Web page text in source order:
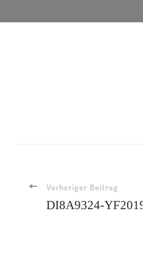
Vorheriger Beitrag
DI8A9324-